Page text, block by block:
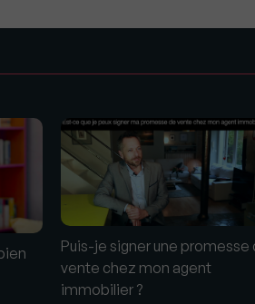
Puis-je signer une promesse
vente chez mon agent
immobilier ?